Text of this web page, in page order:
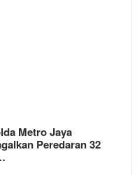
Metro Jaya
Peredaran 32